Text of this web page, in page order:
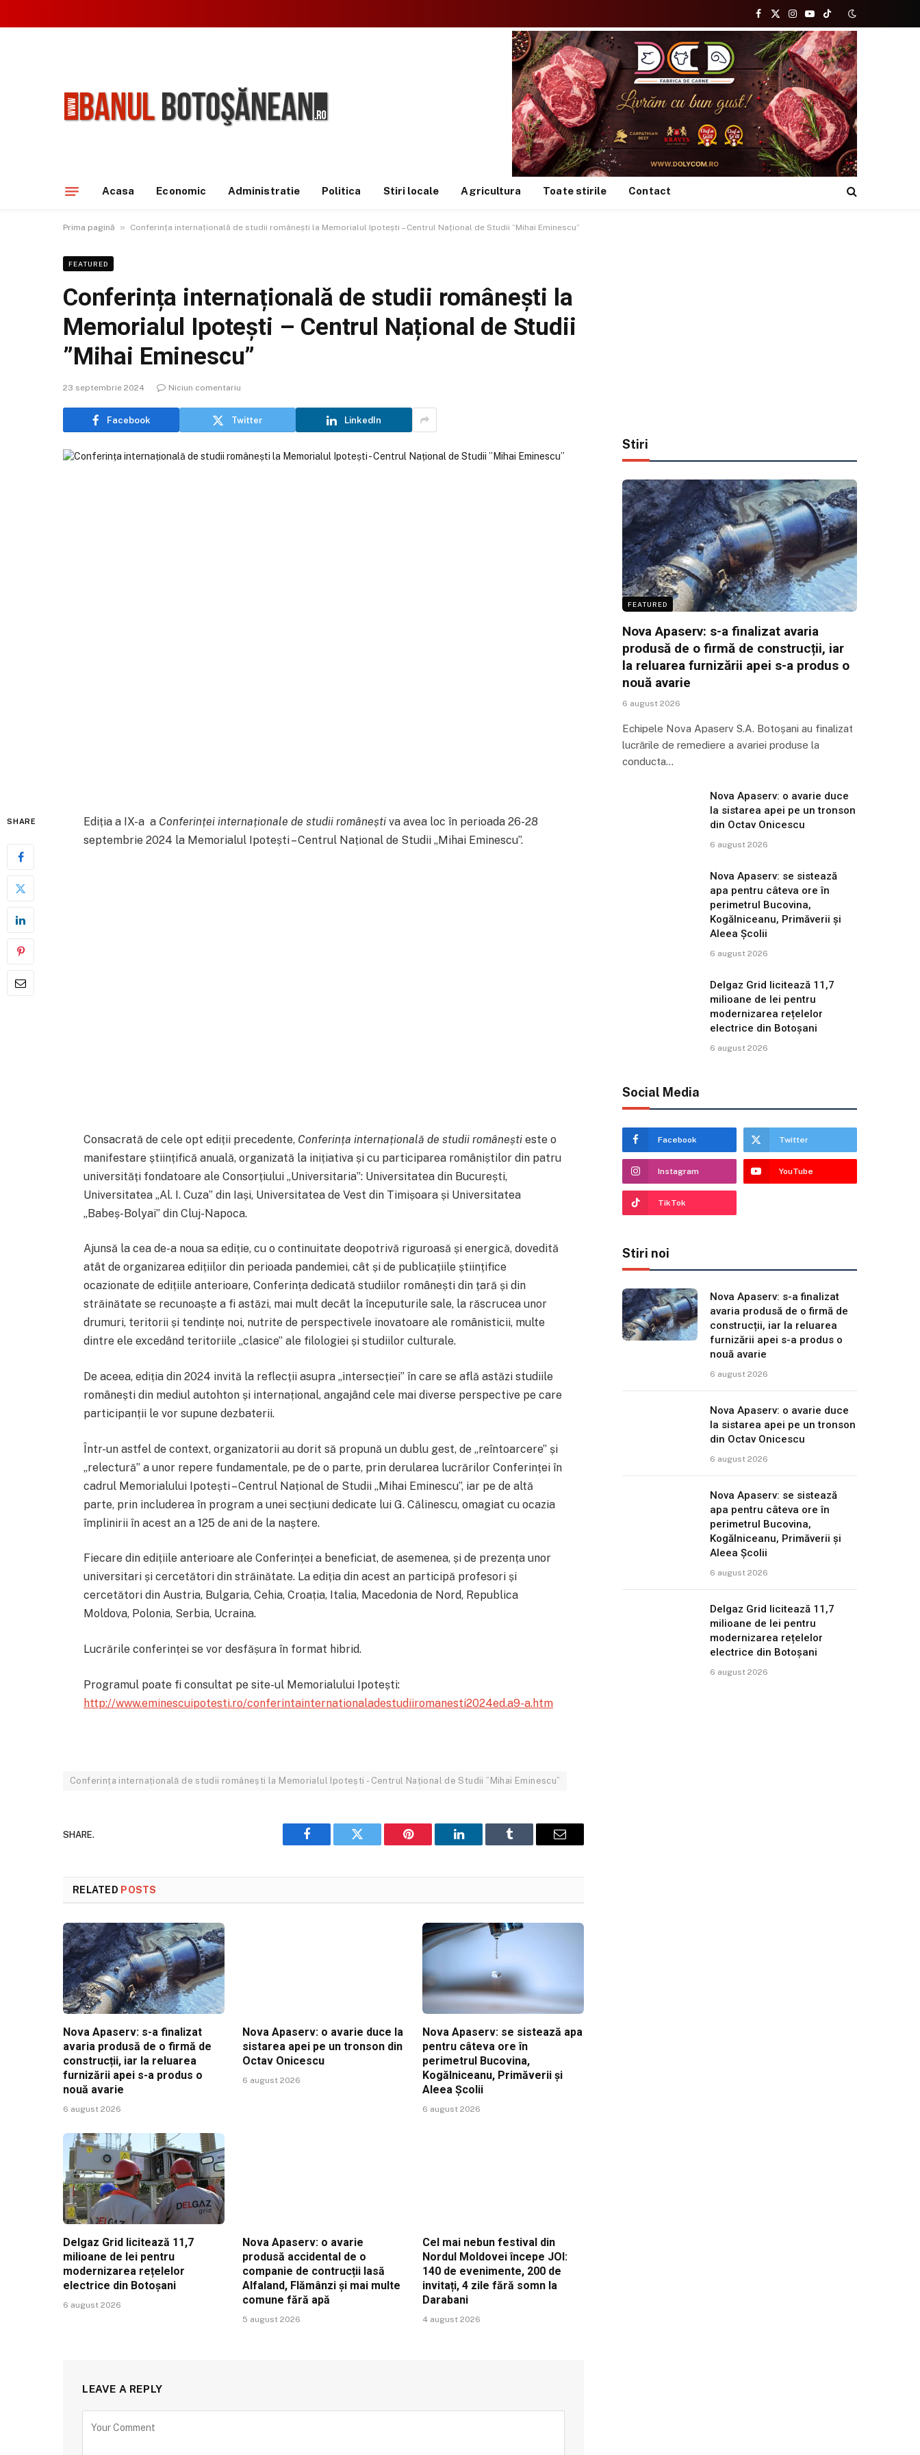
Facebook
X
(Twitter)
Instagram
YouTubeTikTok
Acasa Economic Administratie Politica Stiri locale Agricultura Toate stirile Contact
Prima pagină » Conferința internațională de studii românești la Memorialul Ipotești – Centrul Național de Studii ”Mihai Eminescu”
FEATURED
Conferința internațională de studii românești la
Memorialul Ipotești – Centrul Național de Studii
”Mihai Eminescu”
23 septembrie 2024 Niciun comentariu
Facebook Twitter LinkedIn
SHARE Ediția a IX-a a Conferinței internaționale de studii românești va avea loc în perioada 26-28
septembrie 2024 la Memorialul Ipotești – Centrul Național de Studii „Mihai Eminescu”.
Consacrată de cele opt ediții precedente, Conferința internațională de studii româneștieste o
manifestare științifică anuală, organizată la inițiativa și cu participarea româniștilor din patru
universități fondatoare ale Consorțiului „Universitaria”: Universitatea din București,
Universitatea „Al. I. Cuza” din Iași, Universitatea de Vest din Timișoara și Universitatea
„Babeș-Bolyai” din Cluj-Napoca.
Ajunsă la cea de-a noua sa ediție, cu o continuitate deopotrivă riguroasă și energică, dovedită
atât de organizarea edițiilor din perioada pandemiei, cât și de publicațiile științifice
ocazionate de edițiile anterioare, Conferința dedicată studiilor românești din țară și din
străinătate se recunoaște a fi astăzi, mai mult decât la începuturile sale, la răscrucea unor
drumuri, teritorii și tendințe noi, nutrite de perspectivele inovatoare ale românisticii, multe
dintre ele excedând teritoriile „clasice” ale filologiei și studiilor culturale.
De aceea, ediția din 2024 invită la reflecții asupra „intersecției” în care se află astăzi studiile
românești din mediul autohton și internațional, angajând cele mai diverse perspective pe care
participanții le vor supune dezbaterii.
Într-un astfel de context, organizatorii au dorit să propună un dublu gest, de „reîntoarcere” și
„relectură” a unor repere fundamentale, pe de o parte, prin derularea lucrărilor Conferinței în
cadrul Memorialului Ipotești – Centrul Național de Studii „Mihai Eminescu”, iar pe de altă
parte, prin includerea în program a unei secțiuni dedicate lui G. Călinescu, omagiat cu ocazia
împlinirii în acest an a 125 de ani de la naștere.
Fiecare din edițiile anterioare ale Conferinței a beneficiat, de asemenea, și de prezența unor
universitari și cercetători din străinătate. La ediția din acest an participă profesori și
cercetători din Austria, Bulgaria, Cehia, Croația, Italia, Macedonia de Nord, Republica
Moldova, Polonia, Serbia, Ucraina.
Lucrările conferinței se vor desfășura în format hibrid.
Programul poate fi consultat pe site-ul Memorialului Ipotești:
http://www.eminescuipotesti.ro/conferintainternationaladestudiiromanesti2024ed.a9-a.htm
Conferința internațională de studii românești la Memorialul Ipotești - Centrul Național de Studii ”Mihai Eminescu”
SHARE.
Facebook Twitter Pinterest LinkedIn Tumblr Email
RELATED POSTS
Nova Apaserv: s-a finalizat
avaria produsă de o firmă de
construcții, iar la reluarea
furnizării apei s-a produs o
nouă avarie
6 august 2026
Nova Apaserv: o avarie duce la
sistarea apei pe un tronson din
Octav Onicescu
6 august 2026
Nova Apaserv: se sistează apa
pentru câteva ore în
perimetrul Bucovina,
Kogălniceanu, Primăverii și
Aleea Școlii
6 august 2026
Delgaz Grid licitează 11,7
milioane de lei pentru
modernizarea rețelelor
electrice din Botoșani
6 august 2026
Nova Apaserv: o avarie
produsă accidental de o
companie de contrucții lasă
Alfaland, Flămânzi și mai multe
comune fără apă
5 august 2026
Cel mai nebun festival din
Nordul Moldovei începe JOI:
140 de evenimente, 200 de
invitați, 4 zile fără somn la
Darabani
4 august 2026
LEAVE A REPLY
Stiri
FEATURED
Nova Apaserv: s-a finalizat avaria
produsă de o firmă de construcții, iar
la reluarea furnizării apei s-a produs o
nouă avarie
6 august 2026
Echipele Nova Apaserv S.A. Botoșani au finalizat
lucrările de remediere a avariei produse la
conducta…
Nova Apaserv: o avarie duce
la sistarea apei pe un tronson
din Octav Onicescu
6 august 2026
Nova Apaserv: se sistează
apa pentru câteva ore în
perimetrul Bucovina,
Kogălniceanu, Primăverii și
Aleea Școlii
6 august 2026
Delgaz Grid licitează 11,7
milioane de lei pentru
modernizarea rețelelor
electrice din Botoșani
6 august 2026
Social Media
Facebook Twitter
Instagram YouTube
TikTok
Stiri noi
Nova Apaserv: s-a finalizat
avaria produsă de o firmă de
construcții, iar la reluarea
furnizării apei s-a produs o
nouă avarie
6 august 2026
Nova Apaserv: o avarie duce
la sistarea apei pe un tronson
din Octav Onicescu
6 august 2026
Nova Apaserv: se sistează
apa pentru câteva ore în
perimetrul Bucovina,
Kogălniceanu, Primăverii și
Aleea Școlii
6 august 2026
Delgaz Grid licitează 11,7
milioane de lei pentru
modernizarea rețelelor
electrice din Botoșani
6 august 2026